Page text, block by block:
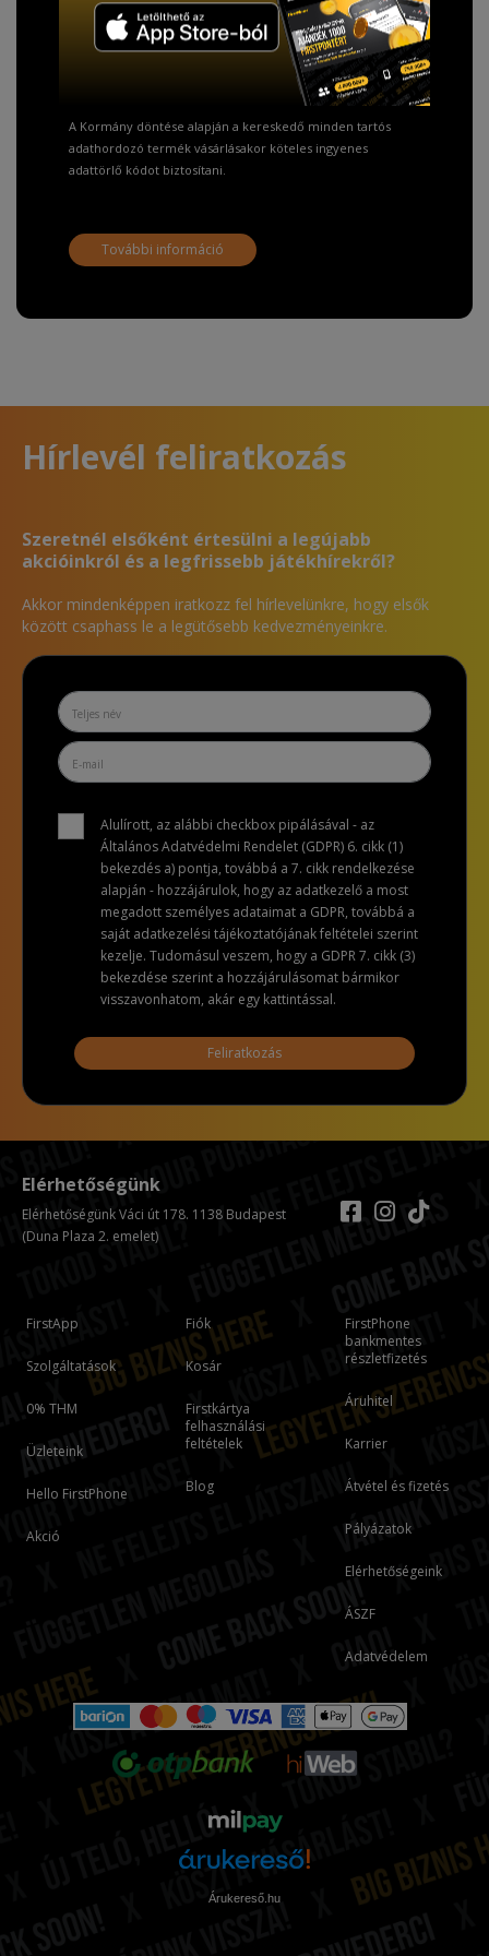
TISZTELT VÁSÁRLÓNK!
Fizetésnél kérje az ingyenes adattörlő kódot
adatainak biztonsága érdekében!
A Kormány döntése alapján a kereskedő minden tartós
adathordozó termék vásárlásakor köteles ingyenes
adattörlő kódot biztosítani.
További információ
Hírlevél feliratkozás
Szeretnél elsőként értesülni a legújabb
akcióinkról és a legfrissebb játékhírekről?
Akkor mindenképpen iratkozz fel hírlevelünkre, hogy elsők
között csaphass le a legütősebb kedvezményeinkre.
Alulírott, az alábbi checkbox pipálásával - az
Általános Adatvédelmi Rendelet (GDPR) 6. cikk (1)
bekezdés a) pontja, továbbá a 7. cikk rendelkezése
alapján - hozzájárulok, hogy az adatkezelő a most
megadott személyes adataimat a GDPR, továbbá a
saját adatkezelési tájékoztatójának feltételei szerint
kezelje. Tudomásul veszem, hogy a GDPR 7. cikk (3)
bekezdése szerint a hozzájárulásomat bármikor
visszavonhatom, akár egy kattintással.
Feliratkozás
FirstApp
Szolgáltatások
0% THM
Üzleteink
Hello FirstPhone
Akció
Fiók
Kosár
Firstkártya
felhasználási
feltételek
Blog
FirstPhone
bankmentes
részletfizetés
Áruhitel
Karrier
Átvétel és fizetés
Pályázatok
Elérhetőségeink
ÁSZF
Adatvédelem
Elérhetőségünk
Elérhetőségünk Váci út 178. 1138 Budapest
(Duna Plaza 2. emelet)
Árukereső.hu